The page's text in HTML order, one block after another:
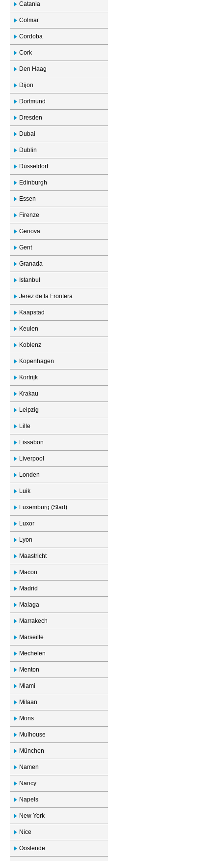
Catania
Colmar
Cordoba
Cork
Den Haag
Dijon
Dortmund
Dresden
Dubai
Dublin
Düsseldorf
Edinburgh
Essen
Firenze
Genova
Gent
Granada
Istanbul
Jerez de la Frontera
Kaapstad
Keulen
Koblenz
Kopenhagen
Kortrijk
Krakau
Leipzig
Lille
Lissabon
Liverpool
Londen
Luik
Luxemburg (Stad)
Luxor
Lyon
Maastricht
Macon
Madrid
Malaga
Marrakech
Marseille
Mechelen
Menton
Miami
Milaan
Mons
Mulhouse
München
Namen
Nancy
Napels
New York
Nice
Oostende